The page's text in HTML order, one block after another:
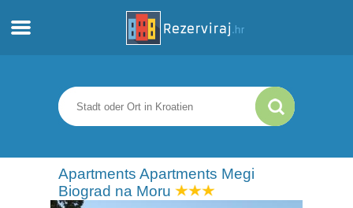
Apartments
Touristeninformation
Strände
Apartments Apartments Megi
Biograd na Moru